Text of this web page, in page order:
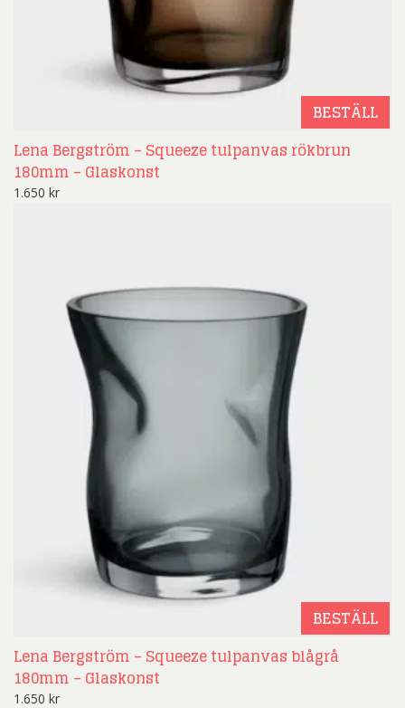
BESTÄLL
Lena Bergström – Squeeze tulpanvas rökbrun
180mm – Glaskonst
1.650 kr
BESTÄLL
Lena Bergström – Squeeze tulpanvas blågrå
180mm – Glaskonst
1.650 kr